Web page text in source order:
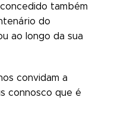
também
do
ao longo da sua
convidam a
connosco que é